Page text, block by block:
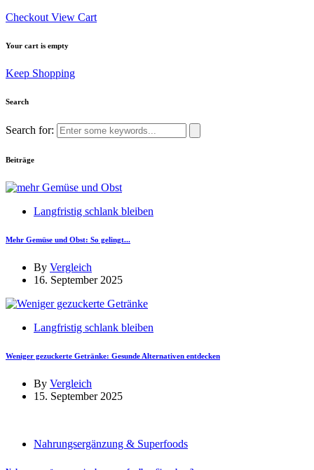
Checkout View Cart
Your cart is empty
Keep Shopping
Search
Search for:
Beiträge
Langfristig schlank bleiben
Mehr Gemüse und Obst: So gelingt...
By Vergleich
16. September 2025
Langfristig schlank bleiben
Weniger gezuckerte Getränke: Gesunde Alternativen entdecken
By Vergleich
15. September 2025
Nahrungsergänzung & Superfoods